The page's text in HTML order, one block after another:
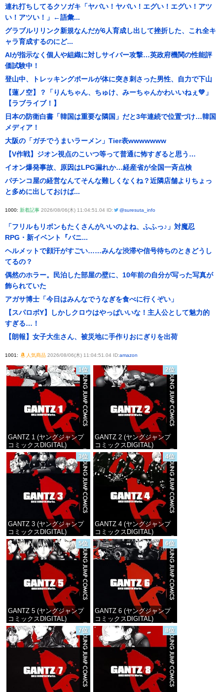
連れ打ちしてるクソガキ「ヤバい！ヤバい！エグい！エグい！アツ
い！アツい！」←語彙...
グラブルリリンク新規なんだが6人育成し出して挫折した、これ全キ
ャラ育成するのにど...
AIが指示なく個人や組織に対しサイバー攻撃…英政府機関の性能評
価試験中！
登山中、トレッキングポールが体に突き刺さった男性、自力で下山
【蓮ノ空】？「りんちゃん、ちゅけ、みーちゃんかわいいねぇ💚」
【ラブライブ！】
日本の防衛白書「韓国は重要な隣国」だと3年連続で位置づけ…韓国
メディア！
大阪の「ガチでうまいラーメン」Tier表wwwwwww
【V作戦】ジオン視点のこいつ等って普通に怖すぎると思う…
イオン爆発事故、原因はLPG漏れか…経産省が全国一斉点検
パチンコ屋の経営なんてそんな難しくなくね？近隣店舗よりちょっ
と多めに出しておけば...
1000: 新着記事 2026/08/06(木) 11:04:51.04 ID: @suresuta_info
「フリルもリボンもたくさんがいいのよね、ふふっ♪」対魔忍
RPG・新イベント『バニ...
ヘルメットで顔汗がすごい……みんな渋滞や信号待ちのときどうし
てるの？
偶然のホラー。民泊した部屋の壁に、10年前の自分が写った写真が
飾られていた
アガサ博士「今日はみんなでうなぎを食べに行くぞい」
【スパロボY】しかしクロウはやっぱいいな！主人公として魅力的
すぎる…！
【朗報】女子大生さん、被災地に手作りおにぎりを出荷
1001: 人気商品2026/08/06(木) 11:04:51.04 ID:amazon
1位
GANTZ 1 (ヤングジャンプ
コミックスDIGITAL)
価格：¥100
2位
GANTZ 2 (ヤングジャンプ
コミックスDIGITAL)
価格：¥100
3位
GANTZ 3 (ヤングジャンプ
コミックスDIGITAL)
価格：¥100
4位
GANTZ 4 (ヤングジャンプ
コミックスDIGITAL)
価格：¥100
5位
GANTZ 5 (ヤングジャンプ
コミックスDIGITAL)
価格：¥100
6位
GANTZ 6 (ヤングジャンプ
コミックスDIGITAL)
価格：¥100
7位 8位